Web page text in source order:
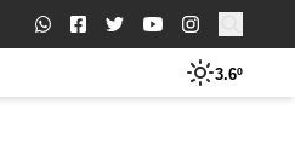
Buscar:
3.6º